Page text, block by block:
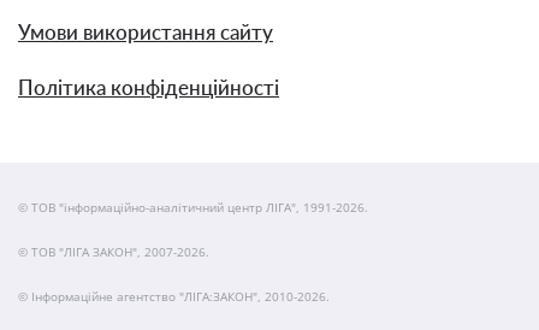
Умови використання сайту
Політика конфіденційності
© ТОВ "інформаційно-аналітичний центр ЛІГА", 1991-2026.
© ТОВ "ЛІГА ЗАКОН", 2007-2026.
© Інформаційне агентство "ЛІГА:ЗАКОН", 2010-2026.